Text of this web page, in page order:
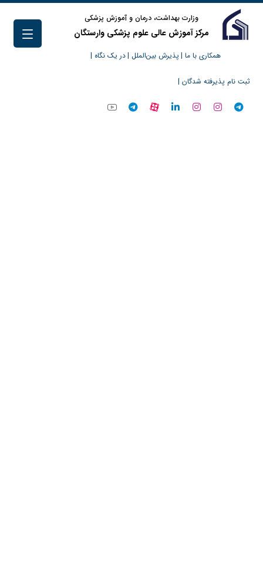
وزارت بهداشت، درمان و آموزش پزشکی
مرکز آموزش عالی علوم پزشکی وارستگان
همکاری با ما | پذیرش بین‌الملل |در یک نگاه |
ثبت نام پذیرفته شدگان |